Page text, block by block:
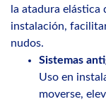
la atadura elástica
instalación,
nudos.
Sistemas
Uso en
moverse,